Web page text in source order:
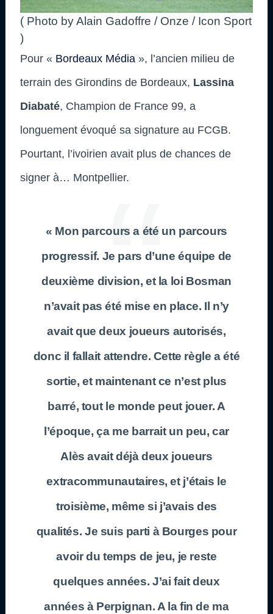
( Photo by Alain Gadoffre / Onze / Icon Sport
)
Pour « Bordeaux Média », l’ancien milieu de
terrain des Girondins de Bordeaux, Lassina
Diabaté, Champion de France 99, a
longuement évoqué sa signature au FCGB.
Pourtant, l’ivoirien avait plus de chances de
signer à… Montpellier.
« Mon parcours a été un parcours
progressif. Je pars d’une équipe de
deuxième division, et la loi Bosman
n’avait pas été mise en place. Il n’y
avait que deux joueurs autorisés,
donc il fallait attendre. Cette règle a été
sortie, et maintenant ce n’est plus
barré, tout le monde peut jouer. A
l’époque, ça me barrait un peu, car
Alès avait déjà deux joueurs
extracommunautaires, et j’étais le
troisième, même si j’avais des
qualités. Je suis parti à Bourges pour
avoir du temps de jeu, je reste
quelques années. J’ai fait deux
années à Perpignan. A la fin de ma